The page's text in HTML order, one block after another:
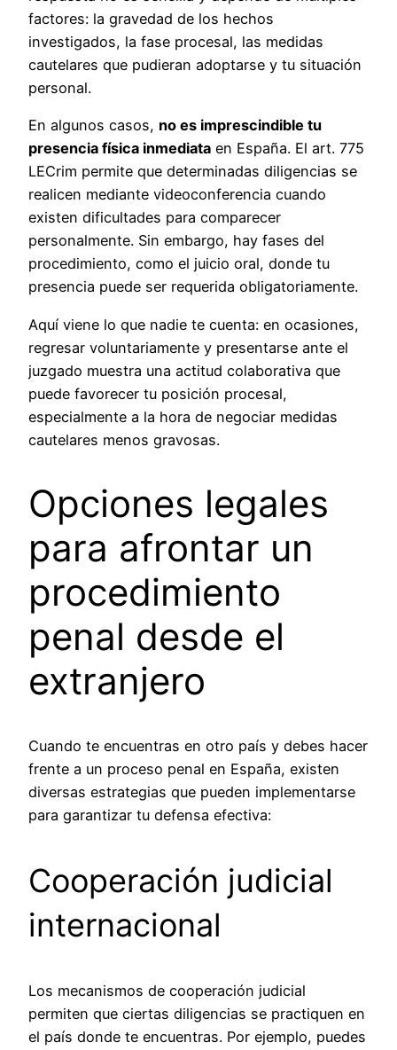
factores: la gravedad de los hechos
investigados, la fase procesal, las medidas
cautelares que pudieran adoptarse y tu situación
personal.
En algunos casos, no es imprescindible tu
presencia física inmediata en España. El art. 775
LECrim permite que determinadas diligencias se
realicen mediante videoconferencia cuando
existen dificultades para comparecer
personalmente. Sin embargo, hay fases del
procedimiento, como el juicio oral, donde tu
presencia puede ser requerida obligatoriamente.
Aquí viene lo que nadie te cuenta: en ocasiones,
regresar voluntariamente y presentarse ante el
juzgado muestra una actitud colaborativa que
puede favorecer tu posición procesal,
especialmente a la hora de negociar medidas
cautelares menos gravosas.
Opciones legales
para afrontar un
procedimiento
penal desde el
extranjero
Cuando te encuentras en otro país y debes hacer
frente a un proceso penal en España, existen
diversas estrategias que pueden implementarse
para garantizar tu defensa efectiva:
Cooperación judicial
internacional
Los mecanismos de cooperación judicial
permiten que ciertas diligencias se practiquen en
el país donde te encuentras. Por ejemplo, puedes